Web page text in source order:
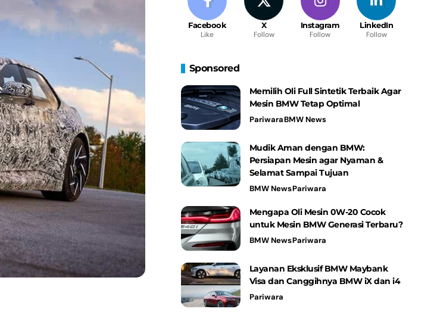
Facebook
Like
X
Follow
Instagram
Follow
LinkedIn
Follow
Sponsored
Memilih Oli Full Sintetik Terbaik Agar
Mesin BMW Tetap Optimal
PariwaraBMW News
Mudik Aman dengan BMW:
Persiapan Mesin agar Nyaman &
Selamat Sampai Tujuan
BMW NewsPariwara
Mengapa Oli Mesin 0W-20 Cocok
untuk Mesin BMW Generasi Terbaru?
BMW NewsPariwara
Layanan Eksklusif BMW Maybank
Visa dan Canggihnya BMW iX dan i4
Pariwara